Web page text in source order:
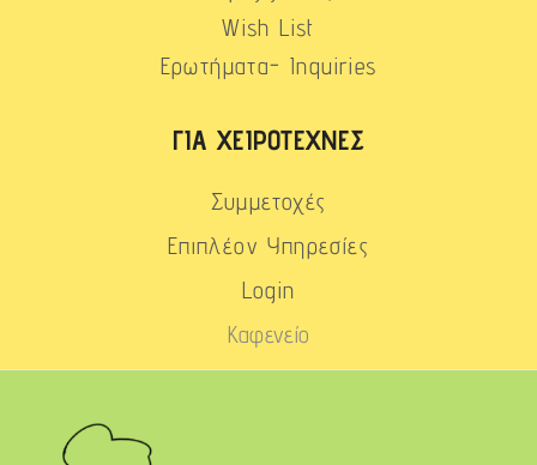
Wish List
Ερωτήματα- Inquiries
ΓΙΑ ΧΕΙΡΟΤΈΧΝΕΣ
Συμμετοχές
Επιπλέον Υπηρεσίες
Login
Καφενείο